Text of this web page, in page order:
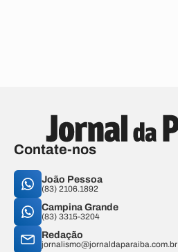
Contate-nos
João Pessoa
(83) 2106.1892
Campina Grande
(83) 3315-3204
Redação
jornalismo@jornaldaparaiba.com.br